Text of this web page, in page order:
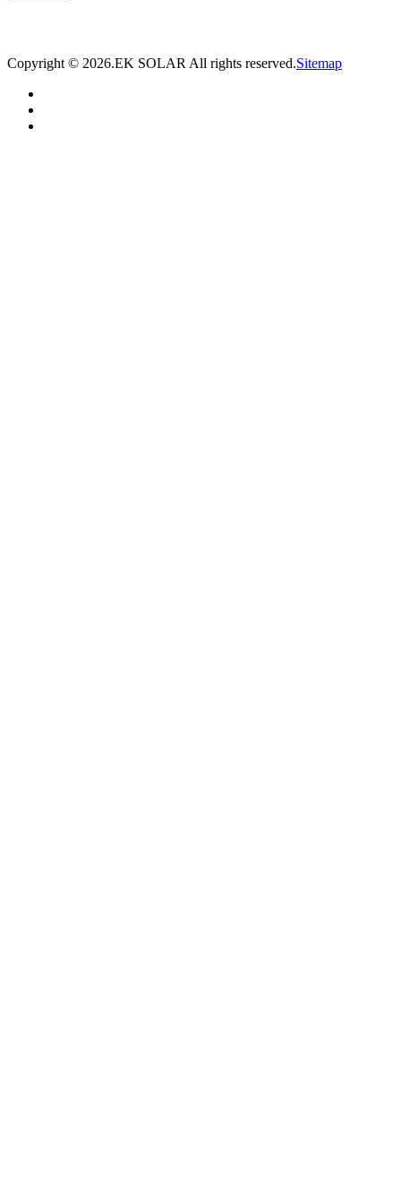
Copyright © 2026.EK SOLAR All rights reserved.Sitemap